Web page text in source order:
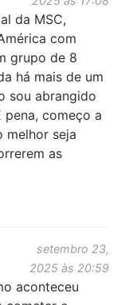
da MSC,
com
grupo de 8
há mais de um
sou abrangido
começo a
melhor seja
as
setembro 23,
2025 às 20:59
aconteceu